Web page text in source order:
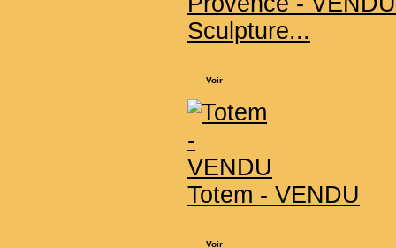
Sculpture...
Voir
Totem - VENDU
Voir